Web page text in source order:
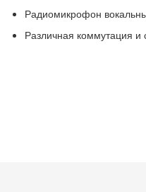
Радиомикрофон
Различная коммутация и